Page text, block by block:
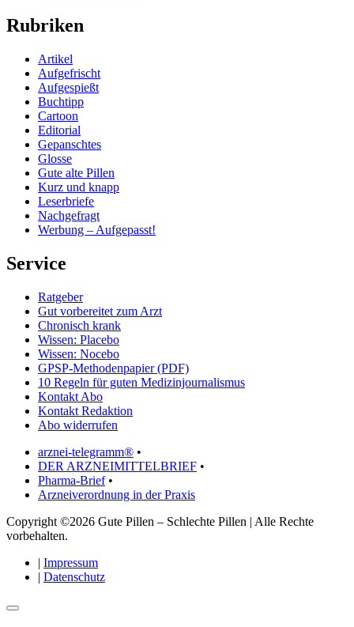
Rubriken
Artikel
Aufgefrischt
Aufgespießt
Buchtipp
Cartoon
Editorial
Gepanschtes
Glosse
Gute alte Pillen
Kurz und knapp
Leserbriefe
Nachgefragt
Werbung – Aufgepasst!
Service
Ratgeber
Gut vorbereitet zum Arzt
Chronisch krank
Wissen: Placebo
Wissen: Nocebo
GPSP-Methodenpapier (PDF)
10 Regeln für guten Medizinjournalismus
Kontakt Abo
Kontakt Redaktion
Abo widerrufen
arznei-telegramm® •
DER ARZNEIMITTELBRIEF •
Pharma-Brief•
Arzneiverordnung in der Praxis
Copyright ©2026 Gute Pillen – Schlechte Pillen | Alle Rechte
vorbehalten.
| Impressum
| Datenschutz